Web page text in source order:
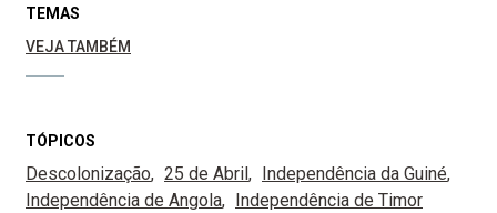
TEMAS
VEJA TAMBÉM
TÓPICOS
Descolonização 25 de Abril
Independência da Guiné
Independência de Angola
Independência de Timor